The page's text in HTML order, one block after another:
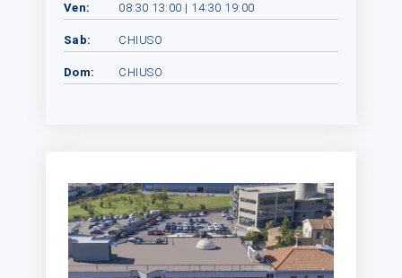
Ven: 08:30 13:00 | 14:30 19:00
Sab: CHIUSO
Dom: CHIUSO